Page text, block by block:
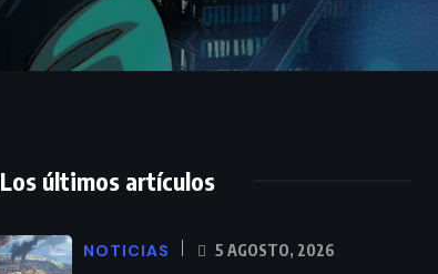
Los últimos artículos
NOTICIAS 5 AGOSTO, 2026